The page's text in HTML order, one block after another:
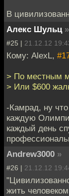
В
Алекс Шульц »
#25 | 21.12.12
Кому: AlexL,
> По местным
> Или $600
-Камрад, ну
каждую
каждый день
Andrew3000 »
#26 | 21.12.12
жить